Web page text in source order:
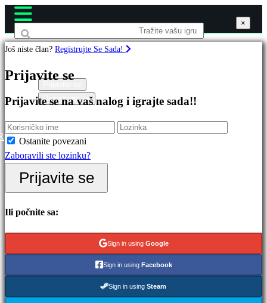
Igre
Istaknuto
Nova
izdanja
Besplatno
za
igranje
igre
Avanturističke
Registrujte se
×
Još niste član? Registrujte Se Sada!
Prijavite se
Prijavite se na vaš nalog i igrajte sada!!
Ostanite povezani
Zaboravili ste lozinku?
Prijavite se
Ili počnite sa:
Sign in using Google
Sign in using Facebook
Sign in using Steam
×
×